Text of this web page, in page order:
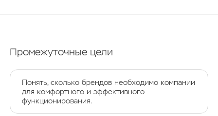
Промежуточные цели
Понять, сколько брендов необходимо компании
для комфортного и эффективного
функционирования.